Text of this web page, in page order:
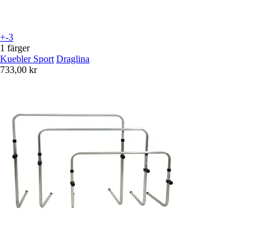
+-3
1 färger
Kuebler Sport Draglina
733,00 kr